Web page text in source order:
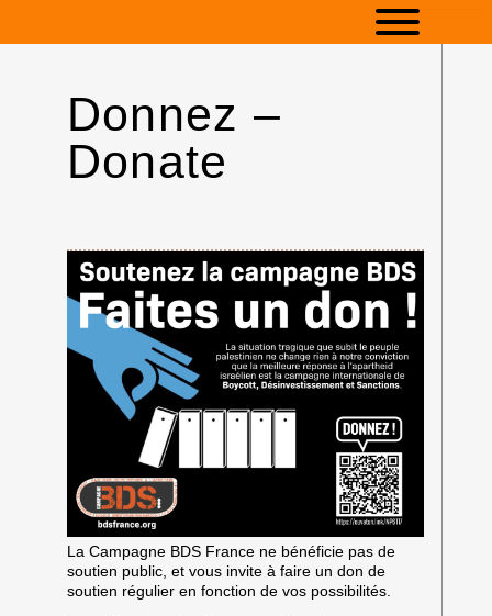
Donnez –
Donate
La Campagne BDS France ne bénéficie pas de
soutien public, et vous invite à faire un don de
soutien régulier en fonction de vos possibilités.